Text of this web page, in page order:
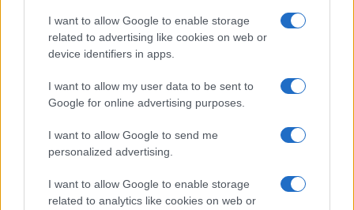
I want to allow Google to enable storage
related to advertising like cookies on web or
device identifiers in apps.
I want to allow my user data to be sent to
Google for online advertising purposes.
I want to allow Google to send me
personalized advertising.
I want to allow Google to enable storage
related to analytics like cookies on web or
Linci Rugby Club Milano: la storia di un gruppo di
atlete che ha scelto l’autogestione
A quanto ammonta il patrimonio di Federica
Dai Knicks ai campionati di tennis: le scommesse che